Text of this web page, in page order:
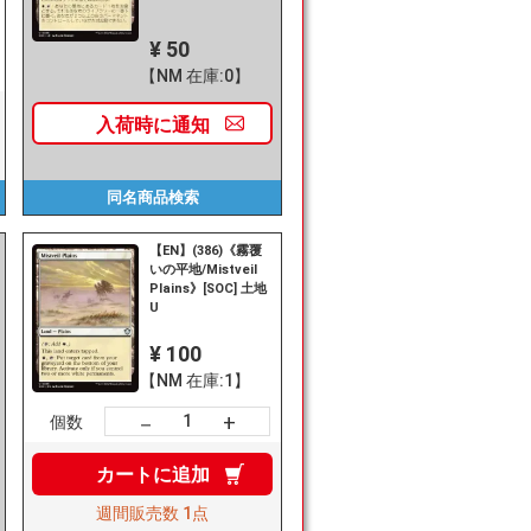
¥ 50
【NM 在庫:0】
入荷時に通知
同名商品検索
【EN】(386)《霧覆
いの平地/Mistveil
Plains》[SOC] 土地
U
¥ 100
【NM 在庫:1】
個数 － +
カートに追加
週間販売数 1点